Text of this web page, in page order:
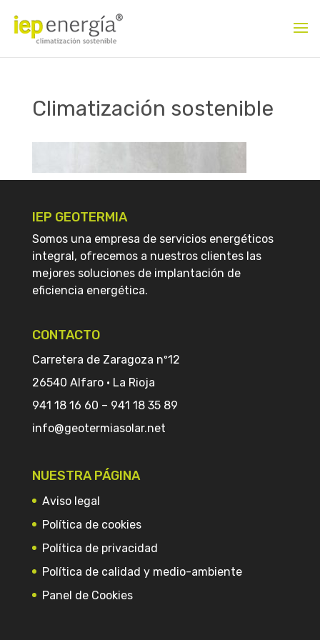
Climatización sostenible
IEP GEOTERMIA
Somos una empresa de servicios energéticos
integral, ofrecemos a nuestros clientes las
mejores soluciones de implantación de
eficiencia energética.
CONTACTO
Carretera de Zaragoza nº12
26540 Alfaro · La Rioja
941 18 16 60 – 941 18 35 89
info@geotermiasolar.net
NUESTRA PÁGINA
Aviso legal
Política de cookies
Política de privacidad
Política de calidad y medio-ambiente
Panel de Cookies